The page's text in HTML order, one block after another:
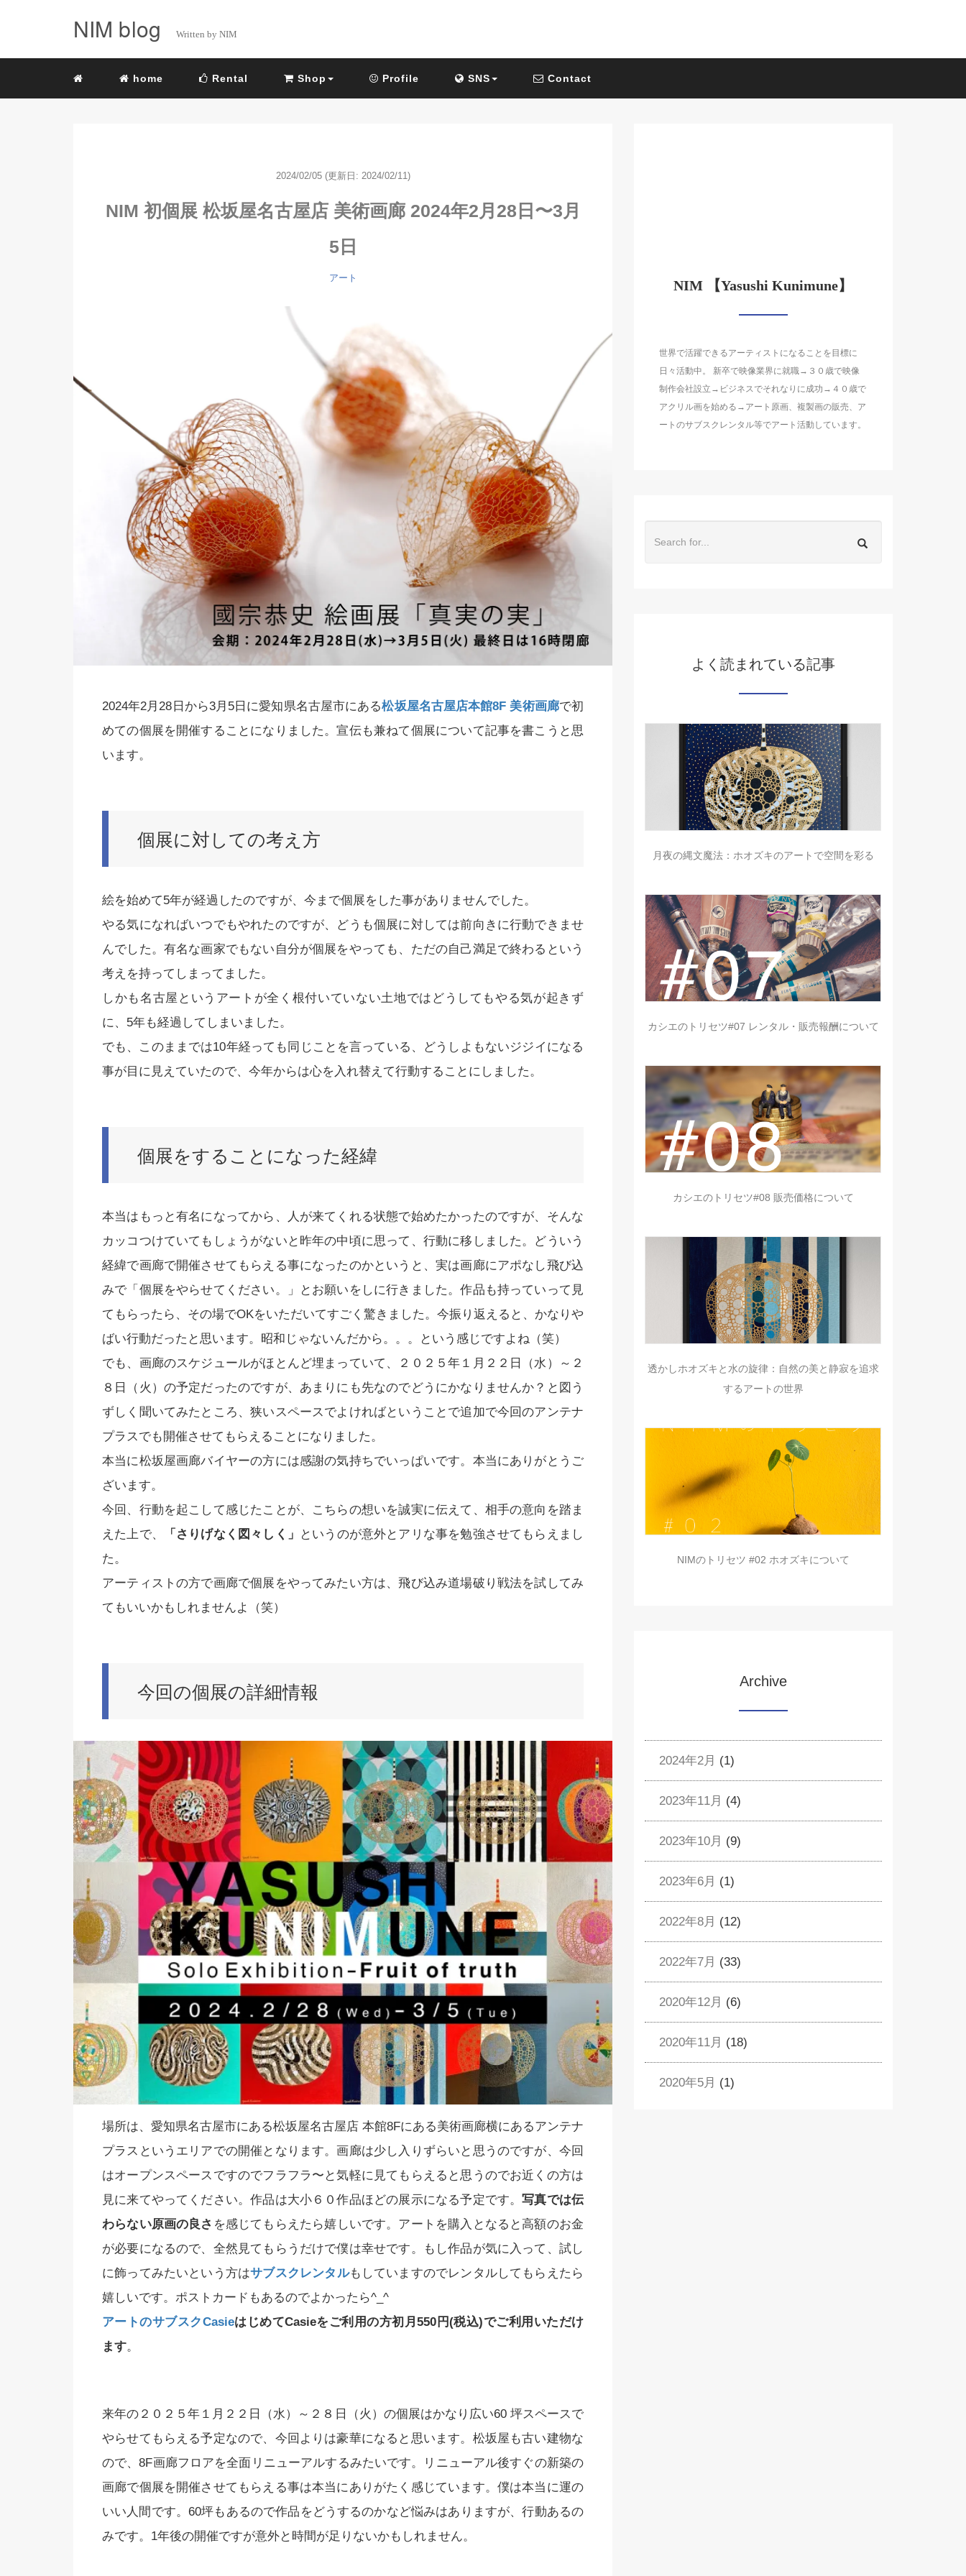
NIM blog Written by NIM
home Rental Shop Profile SNS Contact
2024/02/05 (更新日: 2024/02/11)
NIM 初個展 松坂屋名古屋店 美術画廊 2024年2月28日〜3月
5日
アート
2024年2月28日から3月5日に愛知県名古屋市にある松坂屋名古屋店本館8F 美術画廊で初
めての個展を開催することになりました。宣伝も兼ねて個展について記事を書こうと思
います。
個展に対しての考え方
絵を始めて5年が経過したのですが、今まで個展をした事がありませんでした。
やる気になればいつでもやれたのですが、どうも個展に対しては前向きに行動できませ
んでした。有名な画家でもない自分が個展をやっても、ただの自己満足で終わるという
考えを持ってしまってました。
しかも名古屋というアートが全く根付いていない土地ではどうしてもやる気が起きず
に、5年も経過してしまいました。
でも、このままでは10年経っても同じことを言っている、どうしよもないジジイになる
事が目に見えていたので、今年からは心を入れ替えて行動することにしました。
個展をすることになった経緯
本当はもっと有名になってから、人が来てくれる状態で始めたかったのですが、そんな
カッコつけていてもしょうがないと昨年の中頃に思って、行動に移しました。どういう
経緯で画廊で開催させてもらえる事になったのかというと、実は画廊にアポなし飛び込
みで「個展をやらせてください。」とお願いをしに行きました。作品も持っていって見
てもらったら、その場でOKをいただいてすごく驚きました。今振り返えると、かなりや
ばい行動だったと思います。昭和じゃないんだから。。。という感じですよね（笑）
でも、画廊のスケジュールがほとんど埋まっていて、２０２５年１月２２日（水）～２
８日（火）の予定だったのですが、あまりにも先なのでどうにかなりませんか？と図う
ずしく聞いてみたところ、狭いスペースでよければということで追加で今回のアンテナ
プラスでも開催させてもらえることになりました。
本当に松坂屋画廊バイヤーの方には感謝の気持ちでいっぱいです。本当にありがとうご
ざいます。
今回、行動を起こして感じたことが、こちらの想いを誠実に伝えて、相手の意向を踏ま
えた上で、
「さりげなく図々しく」
というのが意外とアリな事を勉強させてもらえまし
た。
アーティストの方で画廊で個展をやってみたい方は、飛び込み道場破り戦法を試してみ
てもいいかもしれませんよ（笑）
今回の個展の詳細情報
場所は、愛知県名古屋市にある松坂屋名古屋店 本館8Fにある美術画廊横にあるアンテナ
プラスというエリアでの開催となります。画廊は少し入りずらいと思うのですが、今回
はオープンスペースですのでフラフラ〜と気軽に見てもらえると思うのでお近くの方は
見に来てやってください。作品は大小６０作品ほどの展示になる予定です。写真では伝
わらない原画の良さ を感じてもらえたら嬉しいです。アートを購入となると高額のお金
が必要になるので、全然見てもらうだけで僕は幸せです。もし作品が気に入って、試し
に飾ってみたいという方はサブスクレンタルもしていますのでレンタルしてもらえたら
嬉しいです。ポストカードもあるのでよかったら^_^
アートのサブスクCasieはじめてCasieをご利用の方初月550円(税込)でご利用いただけ
ます。
来年の２０２５年１月２２日（水）～２８日（火）の個展はかなり広い60 坪スペースで
やらせてもらえる予定なので、今回よりは豪華になると思います。松坂屋も古い建物な
ので、8F画廊フロアを全面リニューアルするみたいです。リニューアル後すぐの新築の
画廊で個展を開催させてもらえる事は本当にありがたく感じています。僕は本当に運の
いい人間です。60坪もあるので作品をどうするのかなど悩みはありますが、行動あるの
みです。1年後の開催ですが意外と時間が足りないかもしれません。
NIM 【Yasushi Kunimune】
世界で活躍できるアーティストになることを目標に
日々活動中。 新卒で映像業界に就職→３０歳で映像
制作会社設立→ビジネスでそれなりに成功→４０歳で
アクリル画を始める→アート原画、複製画の販売、ア
ートのサブスクレンタル等でアート活動しています。
よく読まれている記事
月夜の縄文魔法：ホオズキのアートで空間を彩る
カシエのトリセツ#07 レンタル・販売報酬について
カシエのトリセツ#08 販売価格について
透かしホオズキと水の旋律：自然の美と静寂を追求
するアートの世界
NIMのトリセツ #02 ホオズキについて
Archive
2024年2月 (1)
2023年11月 (4)
2023年10月 (9)
2023年6月 (1)
2022年8月 (12)
2022年7月 (33)
2020年12月 (6)
2020年11月 (18)
2020年5月 (1)